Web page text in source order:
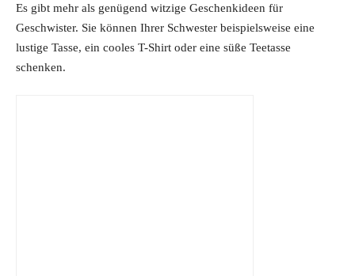
Es gibt mehr als genügend witzige Geschenkideen für
Geschwister. Sie können Ihrer Schwester beispielsweise eine
lustige Tasse, ein cooles T-Shirt oder eine süße Teetasse
schenken.